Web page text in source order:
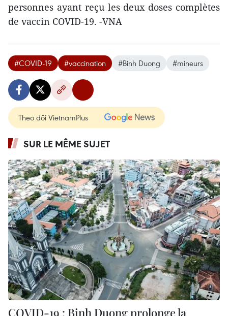
personnes ayant reçu les deux doses complètes
de vaccin COVID-19. -VNA
#COVID-19 #vaccination #Binh Duong #mineurs
Theo dõi VietnamPlus
SUR LE MÊME SUJET
COVID-19 : Binh Duong prolonge la